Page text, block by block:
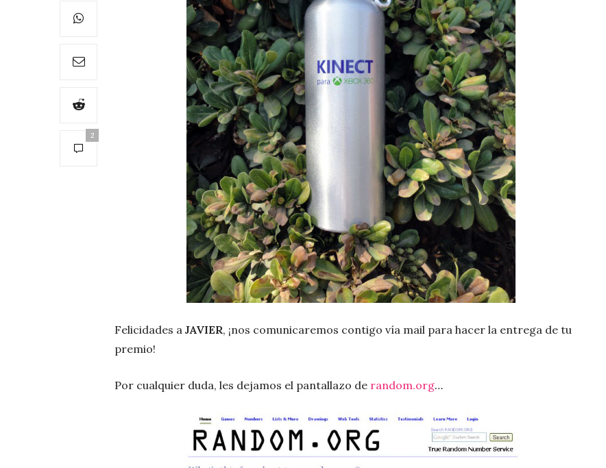
2
Felicidades a JAVIER, ¡nos comunicaremos contigo vía mail para hacer la entrega de tu
premio!
Por cualquier duda, les dejamos el pantallazo de random.org…